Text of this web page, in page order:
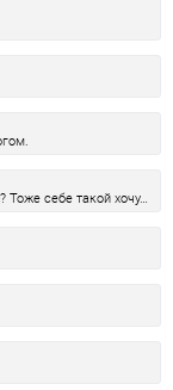
себе такой хочу…